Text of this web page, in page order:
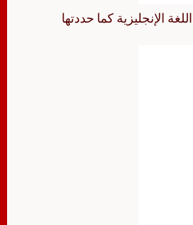
في اللغة الإنجليزية كما حددتها